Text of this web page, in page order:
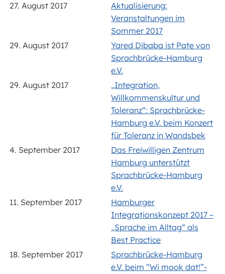
27. August 2017
Aktualisierung:
Veranstaltungen im
Sommer 2017
29. August 2017
Yared Dibaba ist Pate von
Sprachbrücke-Hamburg
e.V.
29. August 2017
„Integration,
Willkommenskultur und
Toleranz“: Sprachbrücke-
Hamburg e.V. beim Konzert
für Toleranz in Wandsbek
4. September 2017
Das Freiwilligen Zentrum
Hamburg unterstützt
Sprachbrücke-Hamburg
e.V.
11. September 2017
Hamburger
Integrationskonzept 2017 –
„Sprache im Alltag“ als
Best Practice
18. September 2017
Sprachbrücke-Hamburg
e.V. beim “Wi mook dat!”-